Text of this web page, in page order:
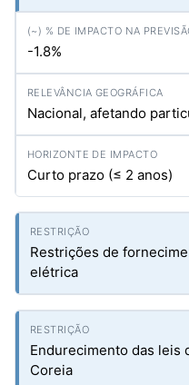
-1.8%
Nacional, afetando
Curto prazo (≤ 2 anos)
Restrições de
elétrica
Endurecimento das leis
Coreia